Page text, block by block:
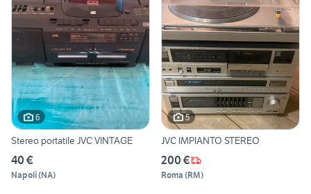
6
Stereo portatile JVC VINTAGE
40 €
Napoli(NA)
5
JVC IMPIANTO STEREO
200 €
Roma (RM)